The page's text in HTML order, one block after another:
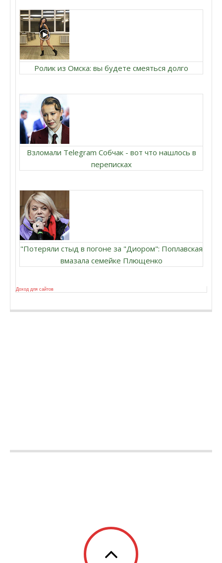
Ролик из Омска: вы будете смеяться долго
Взломали Telegram Собчак - вот что нашлось в
переписках
"Потеряли стыд в погоне за "Диором": Поплавская
вмазала семейке Плющенко
Доход для сайтов